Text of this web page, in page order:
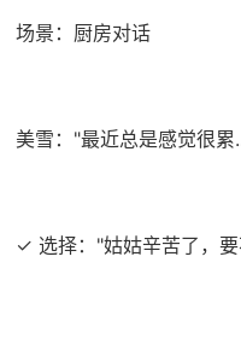
场景：厨房对话
美雪："最近总是感觉很累
✓ 选择："姑姑辛苦了，